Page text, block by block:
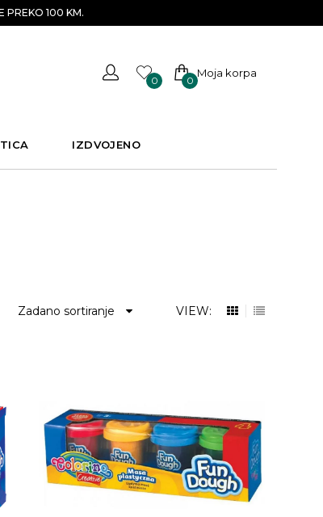
PREKO 100 KM.
0 0
Moja korpa
IZDVOJENO
Zadano sortiranje VIEW: